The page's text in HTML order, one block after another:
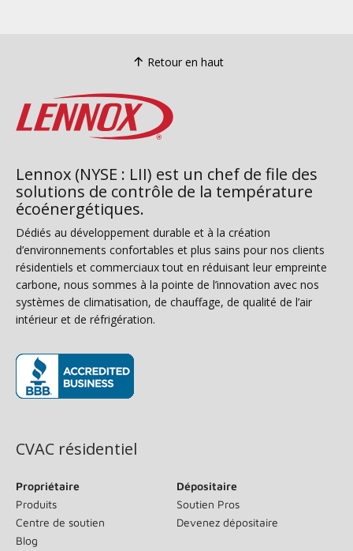
Retour en haut
Lennox (NYSE : LII) est un chef de file des
solutions de contrôle de la température
écoénergétiques.
Dédiés au développement durable et à la création
d’environnements confortables et plus sains pour nos clients
résidentiels et commerciaux tout en réduisant leur empreinte
carbone, nous sommes à la pointe de l’innovation avec nos
systèmes de climatisation, de chauffage, de qualité de l’air
intérieur et de réfrigération.
CVAC résidentiel
Propriétaire
Produits
Centre de soutien
Blog
Dépositaire
Soutien Pros
Devenez dépositaire